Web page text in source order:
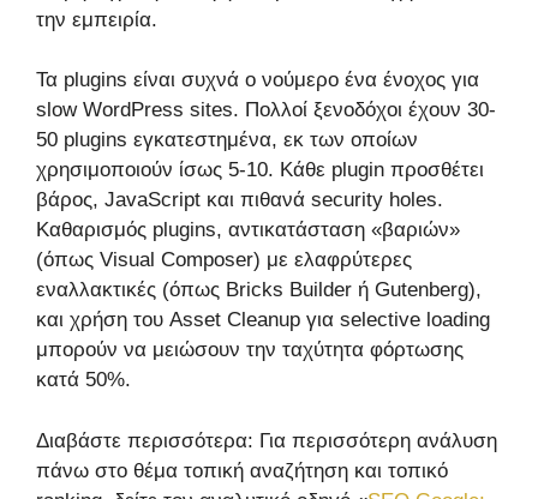
την εμπειρία.
Τα plugins είναι συχνά ο νούμερο ένα ένοχος για
slow WordPress sites. Πολλοί ξενοδόχοι έχουν 30-
50 plugins εγκατεστημένα, εκ των οποίων
χρησιμοποιούν ίσως 5-10. Κάθε plugin προσθέτει
βάρος, JavaScript και πιθανά security holes.
Καθαρισμός plugins, αντικατάσταση «βαριών»
(όπως Visual Composer) με ελαφρύτερες
εναλλακτικές (όπως Bricks Builder ή Gutenberg),
και χρήση του Asset Cleanup για selective loading
μπορούν να μειώσουν την ταχύτητα φόρτωσης
κατά 50%.
Διαβάστε περισσότερα: Για περισσότερη ανάλυση
πάνω στο θέμα τοπική αναζήτηση και τοπικό